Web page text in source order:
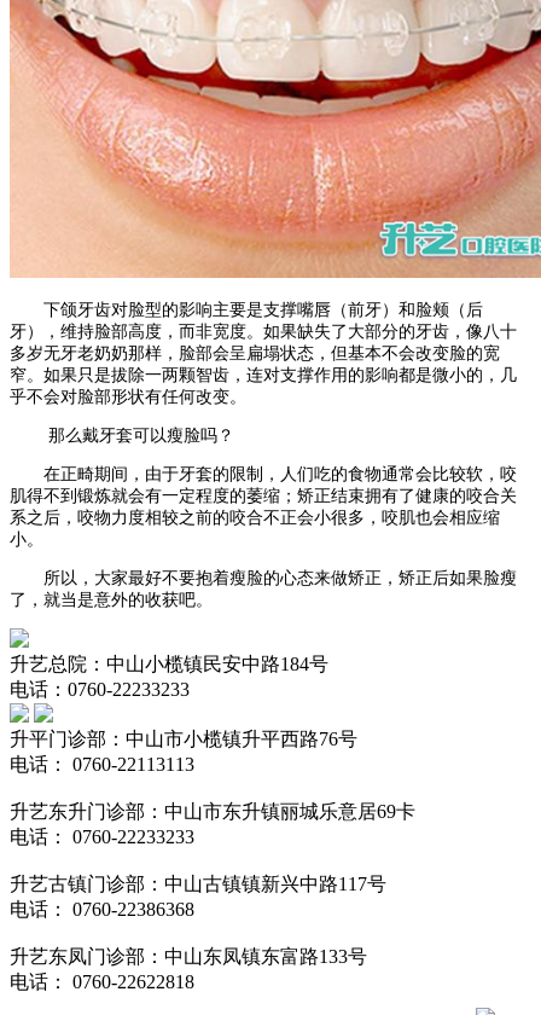
下颌牙齿对脸型的影响主要是支撑嘴唇（前牙）和脸颊（后
牙），维持脸部高度，而非宽度。如果缺失了大部分的牙齿，像八十
多岁无牙老奶奶那样，脸部会呈扁塌状态，但基本不会改变脸的宽
窄。如果只是拔除一两颗智齿，连对支撑作用的影响都是微小的，几
乎不会对脸部形状有任何改变。
那么戴牙套可以瘦脸吗？
在正畸期间，由于牙套的限制，人们吃的食物通常会比较软，咬
肌得不到锻炼就会有一定程度的萎缩；矫正结束拥有了健康的咬合关
系之后，咬物力度相较之前的咬合不正会小很多，咬肌也会相应缩
小。
所以，大家最好不要抱着瘦脸的心态来做矫正，矫正后如果脸瘦
了，就当是意外的收获吧。
升艺总院：中山小榄镇民安中路184号
电话：0760-22233233
升平门诊部：中山市小榄镇升平西路76号
电话： 0760-22113113
升艺东升门诊部：中山市东升镇丽城乐意居69卡
电话： 0760-22233233
升艺古镇门诊部：中山古镇镇新兴中路117号
电话： 0760-22386368
升艺东凤门诊部：中山东凤镇东富路133号
电话： 0760-22622818